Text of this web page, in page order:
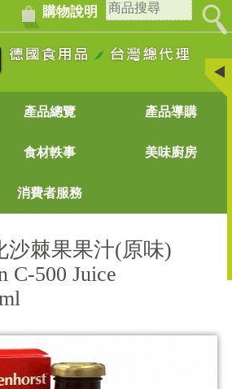
購物說明
產品總覽 產品導購
食材軼事 美味廚房
消費者服務
沙棘果果汁(原味)
C-500 Juice